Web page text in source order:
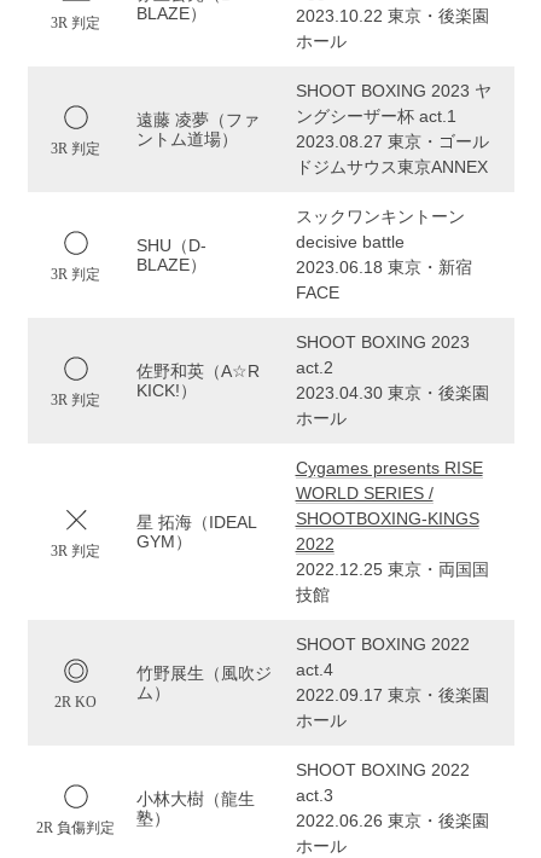
3R 判定
BLAZE）
2023.10.22 東京・後楽園
ホール
3R 判定
遠藤 凌夢（ファ
ントム道場）
SHOOT BOXING 2023 ヤ
ングシーザー杯 act.1
2023.08.27 東京・ゴール
ドジムサウス東京ANNEX
3R 判定
SHU（D-
BLAZE）
スックワンキントーン
decisive battle
2023.06.18 東京・新宿
FACE
3R 判定
佐野和英（A☆R
KICK!）
SHOOT BOXING 2023
act.2
2023.04.30 東京・後楽園
ホール
3R 判定
星 拓海（IDEAL
GYM）
Cygames presents RISE
WORLD SERIES /
SHOOTBOXING-KINGS
2022
2022.12.25 東京・両国国
技館
2R KO
竹野展生（風吹ジ
ム）
SHOOT BOXING 2022
act.4
2022.09.17 東京・後楽園
ホール
2R 負傷判定
小林大樹（龍生
塾）
SHOOT BOXING 2022
act.3
2022.06.26 東京・後楽園
ホール